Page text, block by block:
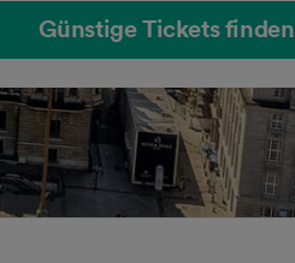
Günstige Tickets finden